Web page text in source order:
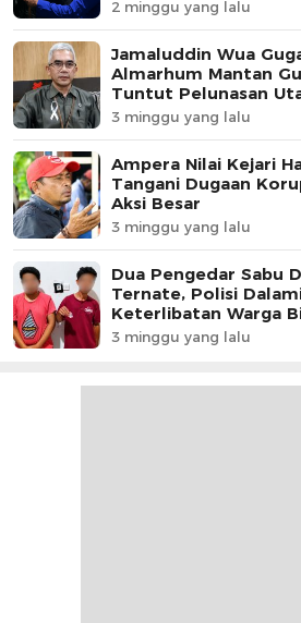
2 minggu yang lalu
Jamaluddin Wua
Almarhum Mantan
Tuntut Pelunasan
3 minggu yang lalu
Ampera Nilai Kejari
Tangani Dugaan
Aksi Besar
3 minggu yang lalu
Dua Pengedar Sabu
Ternate, Polisi
Keterlibatan Warga
3 minggu yang lalu